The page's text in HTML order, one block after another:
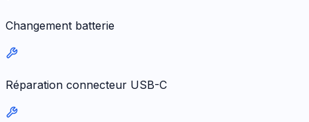
Changement batterie
Réparation connecteur USB-C